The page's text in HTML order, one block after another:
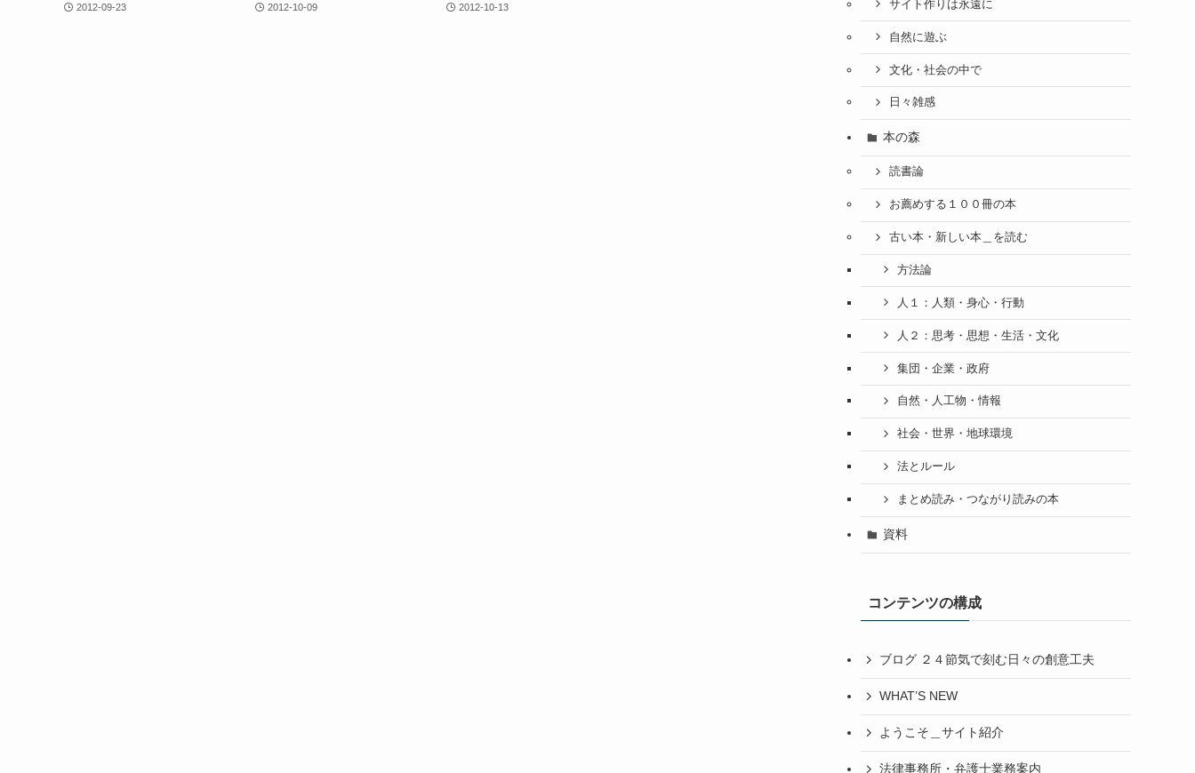
2012-09-23 2012-10-09 2012-10-13 サイト作りは永遠に
自然に遊ぶ
文化・社会の中で
日々雑感
本の森
読書論
お薦めする１００冊の本
古い本・新しい本＿を読む
方法論
人１：人類・身心・行動
人２：思考・思想・生活・文化
集団・企業・政府
自然・人工物・情報
社会・世界・地球環境
法とルール
まとめ読み・つながり読みの本
資料
コンテンツの構成
ブログ ２４節気で刻む日々の創意工夫
WHAT’S NEW
ようこそ＿サイト紹介
法律事務所・弁護士業務案内